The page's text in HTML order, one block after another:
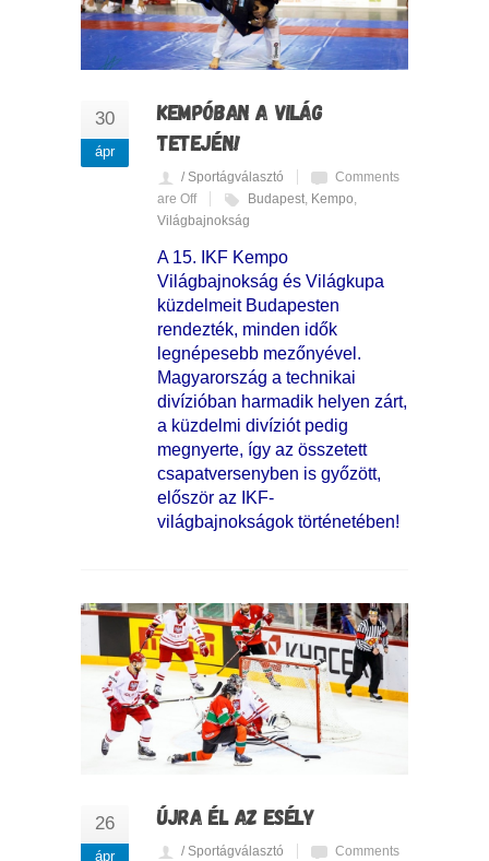
30
ápr
KEMPÓBAN A VILÁG
TETEJÉN!
/ Sportágválasztó
Comments
are Off
Budapest, Kempo,
Világbajnokság
A 15. IKF Kempo
Világbajnokság és Világkupa
küzdelmeit Budapesten
rendezték, minden idők
legnépesebb mezőnyével.
Magyarország a technikai
divízióban harmadik helyen zárt,
a küzdelmi divíziót pedig
megnyerte, így az összetett
csapatversenyben is győzött,
először az IKF-
világbajnokságok történetében!
26
ápr
ÚJRA ÉL AZ ESÉLY
/ Sportágválasztó Comments